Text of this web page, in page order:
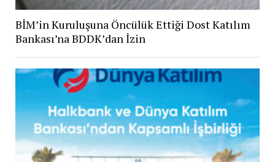
BİM’in Kuruluşuna Öncülük Ettiği Dost Katılım
Bankası’na BDDK’dan İzin